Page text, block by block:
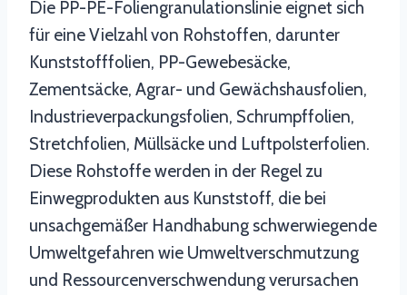
Die PP-PE-Foliengranulationslinie eignet sich
für eine Vielzahl von Rohstoffen, darunter
Kunststofffolien, PP-Gewebesäcke,
Zementsäcke, Agrar- und Gewächshausfolien,
Industrieverpackungsfolien, Schrumpffolien,
Stretchfolien, Müllsäcke und Luftpolsterfolien.
Diese Rohstoffe werden in der Regel zu
Einwegprodukten aus Kunststoff, die bei
unsachgemäßer Handhabung schwerwiegende
Umweltgefahren wie Umweltverschmutzung
und Ressourcenverschwendung verursachen